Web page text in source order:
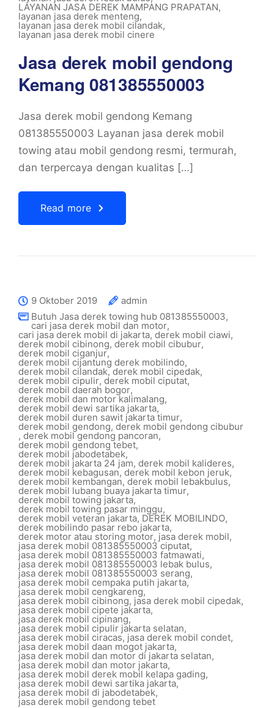
LAYANAN JASA DEREK MAMPANG PRAPATAN,
layanan jasa derek menteng,
layanan jasa derek mobil cilandak,
layanan jasa derek mobil cinere
Jasa derek mobil gendong
Kemang 081385550003
Jasa derek mobil gendong Kemang
081385550003 Layanan jasa derek mobil
towing atau mobil gendong resmi, termurah,
dan terpercaya dengan kualitas […]
Read more
9 Oktober 2019
admin
Butuh Jasa derek towing hub 081385550003,
cari jasa derek mobil dan motor,
cari jasa derek mobil di jakarta, derek mobil ciawi,
derek mobil cibinong, derek mobil cibubur,
derek mobil ciganjur,
derek mobil cijantung derek mobilindo,
derek mobil cilandak,derek mobil cipedak,
derek mobil cipulir, derek mobil ciputat,
derek mobil daerah bogor,
derek mobil dan motor kalimalang,
derek mobil dewi sartika jakarta,
derek mobil duren sawit jakarta timur,
derek mobil gendong, derek mobil gendong cibubur
, derek mobil gendong pancoran,
derek mobil gendong tebet,
derek mobil jabodetabek,
derek mobil jakarta 24 jam, derek mobil kalideres,
derek mobil kebagusan, derek mobil kebon jeruk,
derek mobil kembangan, derek mobil lebakbulus,
derek mobil lubang buaya jakarta timur,
derek mobil towing jakarta,
derek mobil towing pasar minggu,
derek mobil veteran jakarta, DEREK MOBILINDO,
derek mobilindo pasar rebo jakarta,
derek motor atau storing motor, jasa derek mobil,
jasa derek mobil 081385550003 ciputat,
jasa derek mobil 081385550003 fatmawati,
jasa derek mobil 081385550003 lebak bulus,
jasa derek mobil 081385550003 serang,
jasa derek mobil cempaka putih jakarta,
jasa derek mobil cengkareng,
jasa derek mobil cibinong, jasa derek mobil cipedak,
jasa derek mobil cipete jakarta,
jasa derek mobil cipinang,
jasa derek mobil cipulir jakarta selatan,
jasa derek mobil ciracas, jasa derek mobil condet,
jasa derek mobil daan mogot jakarta,
jasa derek mobil dan motor di jakarta selatan,
jasa derek mobil dan motor jakarta,
jasa derek mobil derek mobil kelapa gading,
jasa derek mobil dewi sartika jakarta,
jasa derek mobil di jabodetabek,
jasa derek mobil gendong tebet